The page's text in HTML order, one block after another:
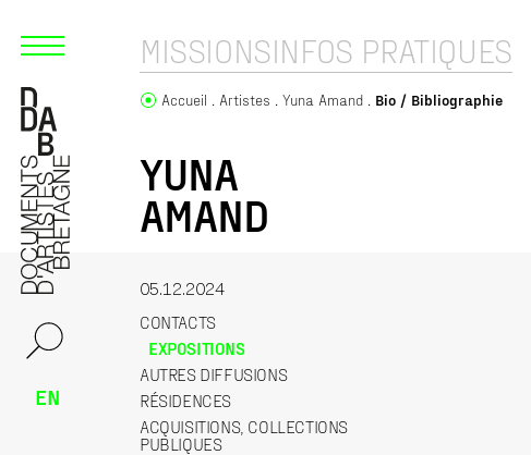
EN
MISSIONSINFOS PRATIQUES
Accueil Artistes Yuna Amand Bio / Bibliographie
YUNA
AMAND
CONTACTS
EXPOSITIONS
AUTRES DIFFUSIONS
RÉSIDENCES
ACQUISITIONS, COLLECTIONS
PUBLIQUES
05.12.2024